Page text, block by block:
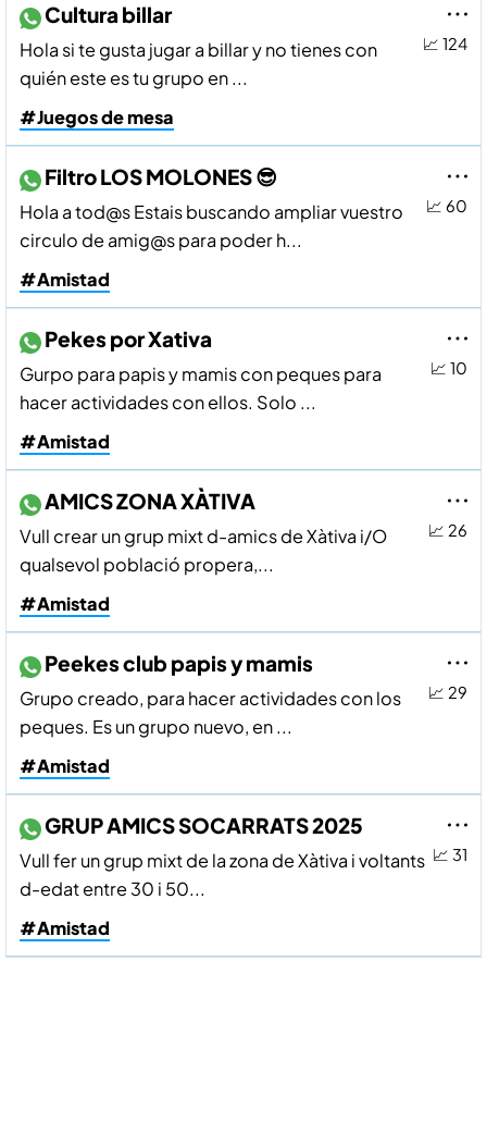
📈 124
Cultura billar
Hola si te gusta jugar a billar y no tienes con
quién este es tu grupo en ...
#Juegos de mesa
📈 60
Filtro LOS MOLONES 😎
Hola a tod@s Estais buscando ampliar vuestro
circulo de amig@s para poder h...
#Amistad
📈 10
Pekes por Xativa
Gurpo para papis y mamis con peques para
hacer actividades con ellos. Solo ...
#Amistad
📈 26
AMICS ZONA XÀTIVA
Vull crear un grup mixt d-amics de Xàtiva i/O
qualsevol població propera,...
#Amistad
📈 29
Peekes club papis y mamis
Grupo creado, para hacer actividades con los
peques. Es un grupo nuevo, en ...
#Amistad
📈 31
GRUP AMICS SOCARRATS 2025
Vull fer un grup mixt de la zona de Xàtiva i voltants
d-edat entre 30 i 50...
#Amistad